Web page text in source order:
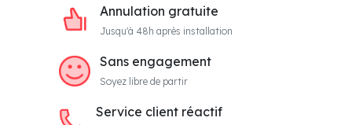
Annulation gratuite
Jusqu'à 48h après installation
Sans engagement
Soyez libre de partir
Service client réactif